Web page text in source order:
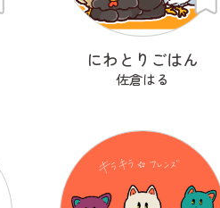
にわとりごはん
佐倉はる